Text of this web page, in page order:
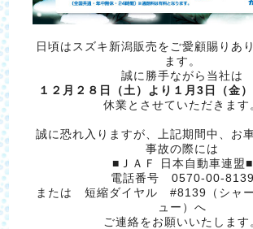
日頃はスズキ新潟販売をご愛顧賜りあ
ます。
誠に勝手ながら当社は
１２月２８日（土）より１月3日（金）
休業とさせていただきます
誠に恐れ入りますが、上記期間中、お
事故の際には
■ＪＡＦ 日本自動車連盟■
電話番号 0570‐00‐8139
または 短縮ダイヤル #8139（シャ
ュー）へ
ご連絡をお願いいたします